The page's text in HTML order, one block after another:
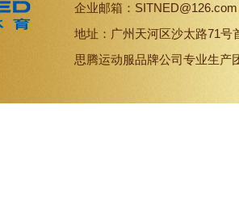
企业邮箱：
地址：广州天河区沙太路71号
思腾运动服品牌公司专业生产